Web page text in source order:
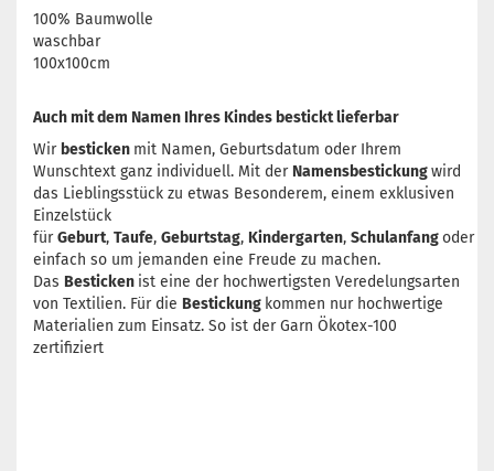
100% Baumwolle
waschbar
100x100cm
Auch mit dem Namen Ihres Kindes bestickt lieferbar
Wir besticken mit Namen, Geburtsdatum oder Ihrem
Wunschtext ganz individuell. Mit der Namensbestickungwird
das Lieblingsstück zu etwas Besonderem, einem exklusiven
Einzelstück
fürGeburt, Taufe, Geburtstag, Kindergarten, Schulanfangoder
einfach so um jemanden eine Freude zu machen.
Das Besticken ist eine der hochwertigsten Veredelungsarten
von Textilien. Für die Bestickung kommen nur hochwertige
Materialien zum Einsatz. So ist der Garn Ökotex-100
zertifiziert